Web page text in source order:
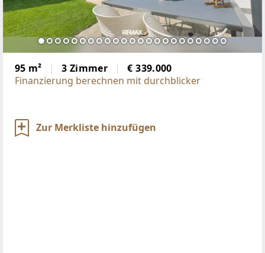
95 m² 3 Zimmer
€ 339.000
Finanzierung berechnen mit durchblicker
Zur Merkliste hinzufügen